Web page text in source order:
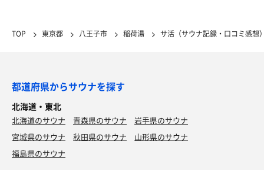
TOP 東京都 八王子市 稲荷湯 サ活（サウナ記録・口コミ感想
都道府県からサウナを探す
北海道・東北
北海道のサウナ 青森県のサウナ
岩手県のサウナ
宮城県のサウナ
秋田県のサウナ
山形県のサウナ
福島県のサウナ